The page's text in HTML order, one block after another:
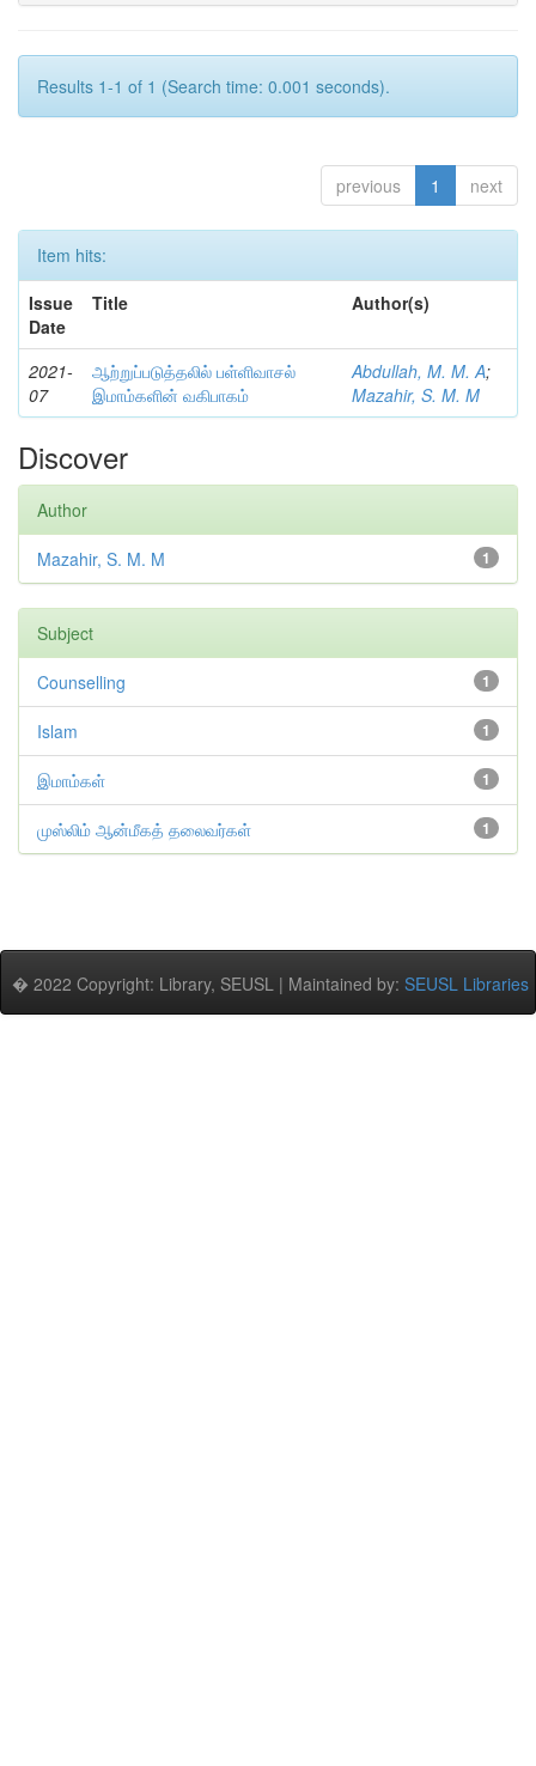
Results 1-1 of 1 (Search time: 0.001 seconds).
previous 1 next
Item hits:
Issue
Date
Title Author(s)
2021-
07
ஆற்றுப்படுத்தலில் பள்ளிவாசல்
இமாம்களின் வகிபாகம்
Abdullah, M. M. A;
Mazahir, S. M. M
Discover
Author
1
Mazahir, S. M. M
Subject
1
Counselling
1
Islam
1
இமாம்கள்
1
முஸ்லிம் ஆன்மீகத் தலைவர்கள்
� 2022 Copyright: Library, SEUSL | Maintained by: SEUSL Libraries